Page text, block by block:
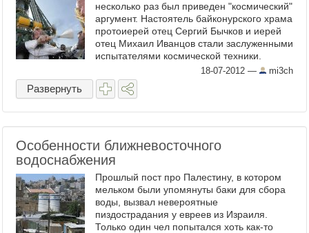
несколько раз был приведен "космический"
аргумент. Настоятель байконурского храма
протоиерей отец Сергий Бычков и иерей
отец Михаил Иванцов стали заслуженными
испытателями космической техники.
18-07-2012 — mi3ch
Развернуть
Особенности ближневосточного
водоснабжения
Прошлый пост про Палестину, в котором
мельком были упомянуты баки для сбора
воды, вызвал невероятные
пиздострадания у евреев из Израиля.
Только один чел попытался хоть как-то